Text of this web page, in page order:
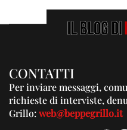
CONTATTI
Per inviare messaggi,
richieste di interviste,
Grillo:web@beppegrillo.it